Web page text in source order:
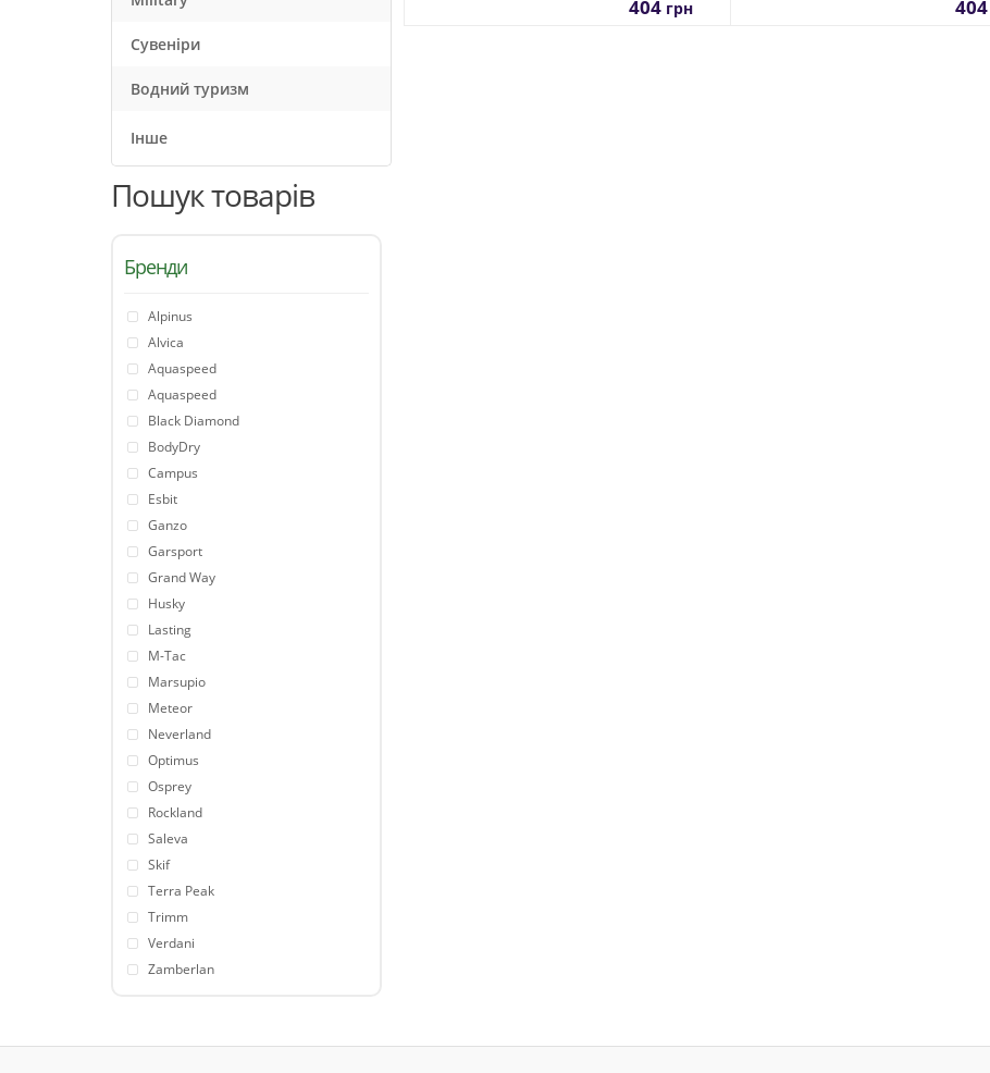
Сувеніри
Водний туризм
Інше
Пошук товарів
Бренди
Alpinus
Alvica
Aquaspeed
Aquaspeed
Black Diamond
BodyDry
Campus
Esbit
Ganzo
Garsport
Grand Way
Husky
Lasting
M-Tac
Marsupio
Meteor
Neverland
Optimus
Osprey
Rockland
Saleva
Skif
Terra Peak
Trimm
Verdani
Zamberlan
404 грн 404